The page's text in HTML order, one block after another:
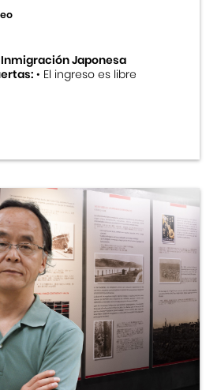
Inmigración Japonesa
• El ingreso es libre